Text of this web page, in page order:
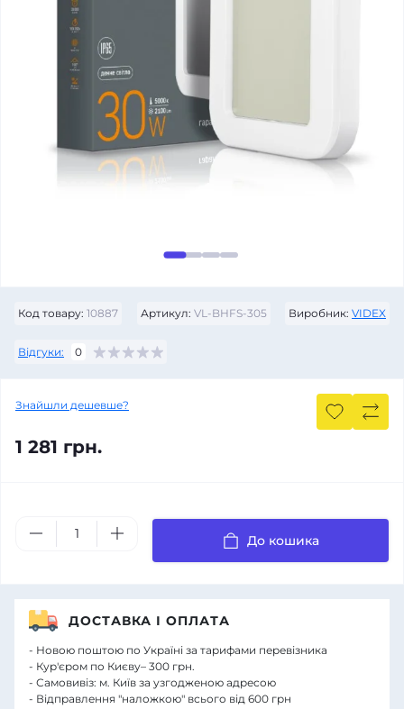
Код товару: 10887 Артикул: VL-BHFS-305 Виробник: VIDEX
Відгуки: 0
Знайшли дешевше?
1 281 грн.
До кошика
ДОСТАВКА І ОПЛАТА
- Новою поштою по Україні за тарифами перевізника
- Кур'єром по Києву– 300 грн.
- Самовивіз: м. Київ за узгодженою адресою
- Відправлення "наложкою" всього від 600 грн